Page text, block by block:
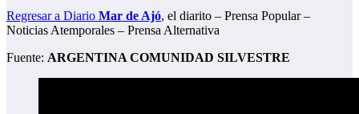
Regresar a Diario Mar de Ajó, el diarito – Prensa Popular –
Noticias Atemporales – Prensa Alternativa
Fuente: ARGENTINA COMUNIDAD SILVESTRE